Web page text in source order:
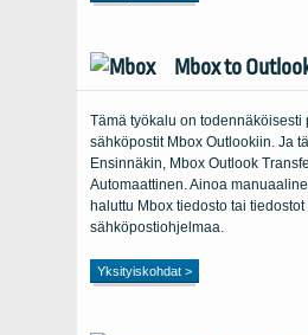
Mbox to
Tämä työkalu on todennäköisesti
sähköpostit Mbox Outlookiin. Ja
Ensinnäkin, Mbox Outlook
Automaattinen. Ainoa
haluttu Mbox tiedosto tai
sähköpostiohjelmaa.
Yksityiskohdat >